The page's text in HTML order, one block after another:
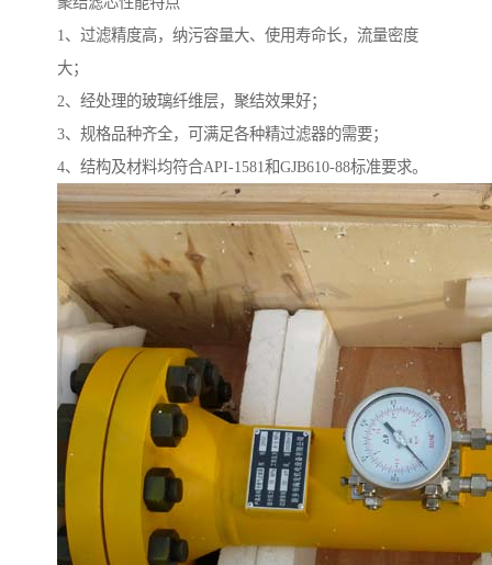
1、过滤精度高，纳污容量大、使用寿命长，流量密度
大；
2、经处理的玻璃纤维层，聚结效果好；
3、规格品种齐全，可满足各种精过滤器的需要；
4、结构及材料均符合API-1581和GJB610-88标准要求。